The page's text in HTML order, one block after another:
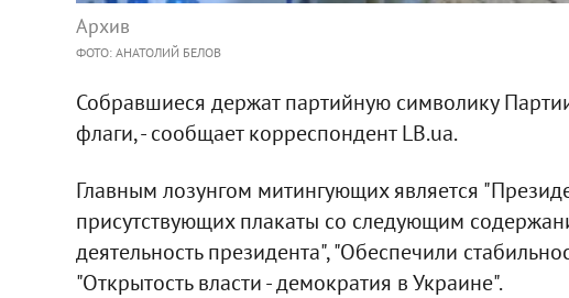
Архив
ФОТО: АНАТОЛИЙ БЕЛОВ
Собравшиеся держат партийную символику
флаги, - сообщает корреспондент LB.ua.
Главным лозунгом митингующих является
присутствующих плакаты со следующим
деятельность президента", "Обеспечили
"Открытость власти - демократия в Украине".